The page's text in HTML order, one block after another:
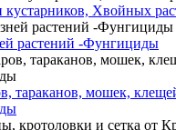
Хвойных
растений -Фунгициды
тараканов, мошек,